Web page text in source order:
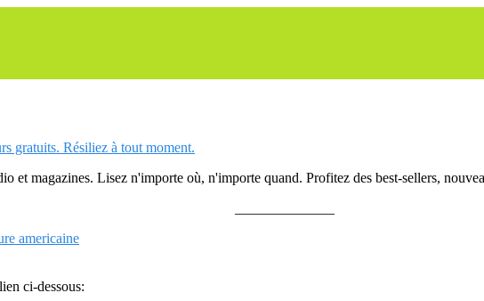
gratuits. Résiliez à tout moment.
et magazines. Lisez n'importe où, n'importe quand. Profitez des best-sellers,
americaine
ci-dessous: